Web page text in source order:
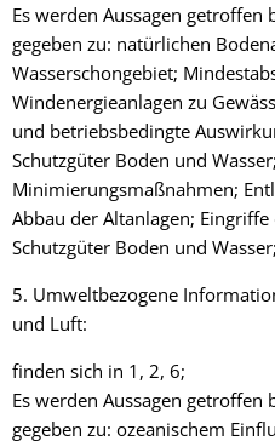
Es werden Aussagen getroffen
gegeben zu: natürlichen
Wasserschongebiet;
Windenergieanlagen zu
und betriebsbedingte
Schutzgüter Boden und
Minimierungsmaßnahmen;
Abbau der Altanlagen;
Schutzgüter Boden und
5. Umweltbezogene
und Luft:
finden sich in 1, 2, 6;
Es werden Aussagen getroffen
gegeben zu: ozeanischem